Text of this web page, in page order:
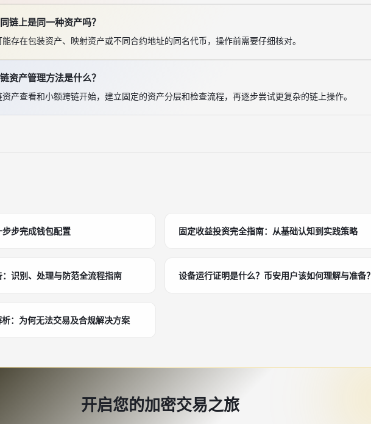
链上是同一种资产吗？
存在包装资产、映射资产或不同合约地址的同名代币，操作前需要仔细核对。
资产管理方法是什么？
产查看和小额跨链开始，建立固定的资产分层和检查流程，再逐步尝试更复杂的链上操作。
步完成钱包配置 固定收益投资完全指南：从基础认知到实践策略
识别、处理与防范全流程指南 设备运行证明是什么？币安用户该如何理解与准备？
：为何无法交易及合规解决方案
开启您的加密交易之旅